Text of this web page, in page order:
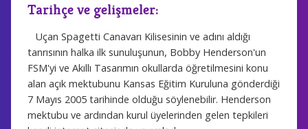
Tarihçe ve gelişmeler:
Uçan Spagetti Canavarı Kilisesinin ve adını aldığı
tanrısının halka ilk sunuluşunun, Bobby Henderson'un
FSM'yi ve Akıllı Tasarımın okullarda öğretilmesini konu
alan açık mektubunu Kansas Eğitim Kuruluna gönderdiği
7 Mayıs 2005 tarihinde olduğu söylenebilir. Henderson
mektubu ve ardından kurul üyelerinden gelen tepkileri